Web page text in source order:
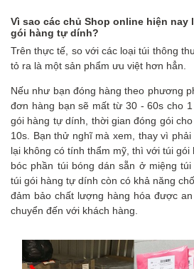
Vì sao các chủ Shop online hiện
gói hàng tự dính?
Trên thực tế, so với các loại túi thông
tỏ ra là một sản phẩm ưu việt hơn hẳn.
Nếu như bạn đóng hàng theo phương
đơn hàng bạn sẽ mất từ 30 - 60s cho
gói hàng tự dính, thời gian đóng gói
10s. Bạn thử nghĩ mà xem, thay vì
lại không có tính thẩm mỹ, thì với túi
bóc phần túi bóng dán sẵn ở miệng
túi gói hàng tự dính còn có khả năng
đảm bảo chất lượng hàng hóa được
chuyển đến với khách hàng.